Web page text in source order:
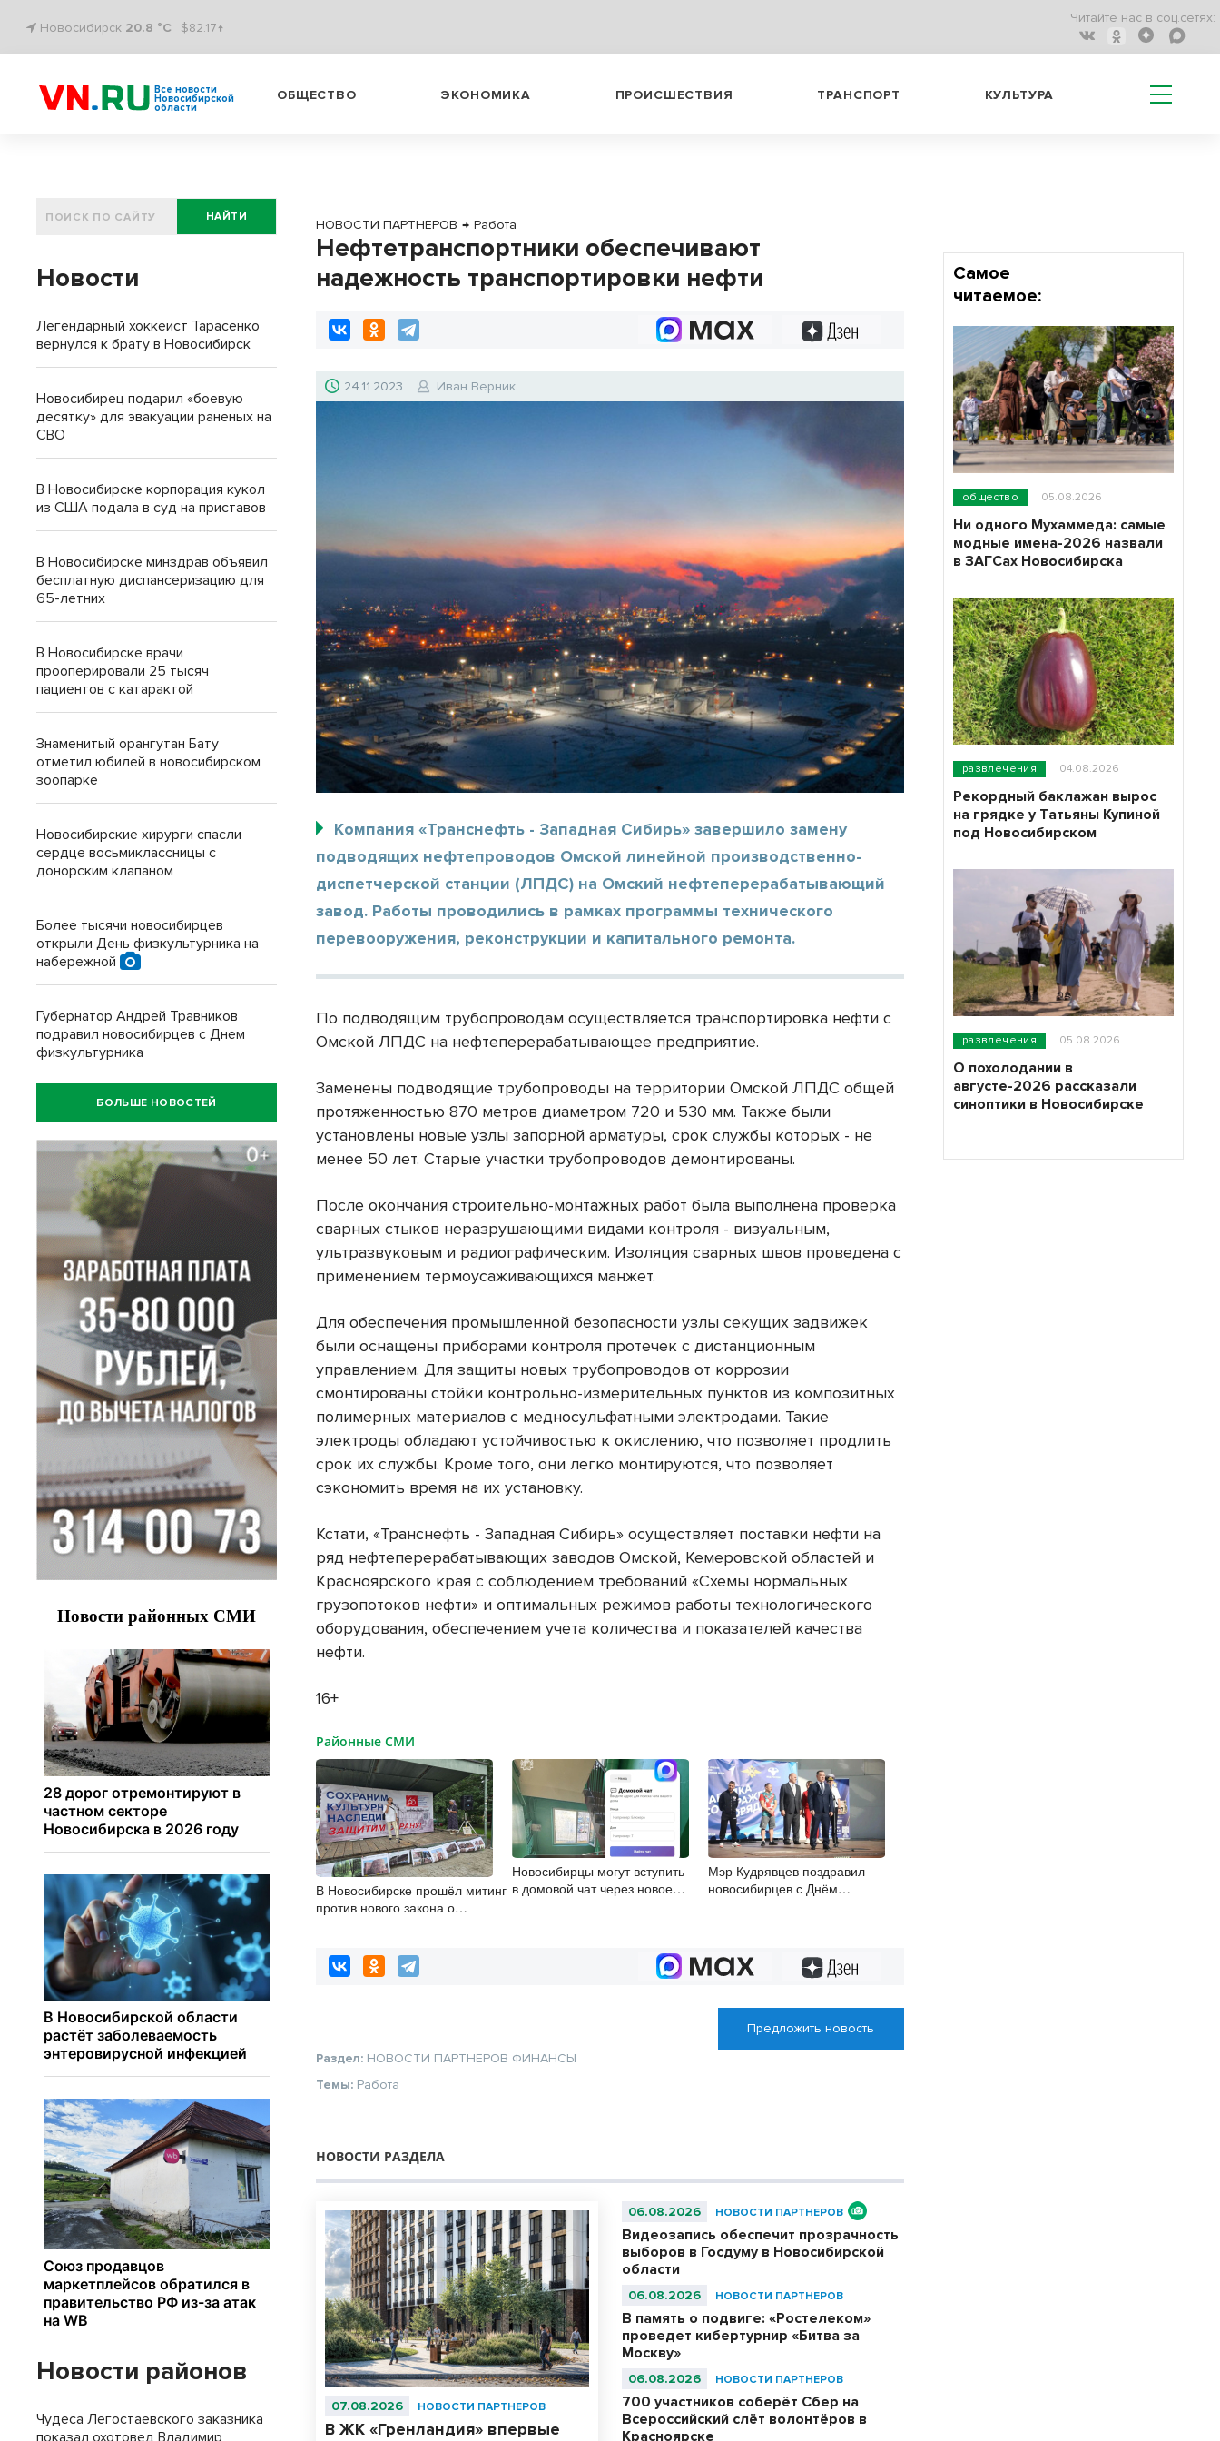
Новосибирск 20.8 °C $82.17↑
Читайте нас в соц.сетях:
Все новости
Новосибирской
области
ОБЩЕСТВО ЭКОНОМИКА ПРОИСШЕСТВИЯ ТРАНСПОРТ КУЛЬТУРА
НОВОСТИ ПАРТНЕРОВ → Работа
Нефтетранспортники обеспечивают
надежность транспортировки нефти
24.11.2023 Иван Верник
Компания «Транснефть - Западная Сибирь» завершило замену
подводящих нефтепроводов Омской линейной производственно-
диспетчерской станции (ЛПДС) на Омский нефтеперерабатывающий
завод. Работы проводились в рамках программы технического
перевооружения, реконструкции и капитального ремонта.
По подводящим трубопроводам осуществляется транспортировка нефти с
Омской ЛПДС на нефтеперерабатывающее предприятие.
Заменены подводящие трубопроводы на территории Омской ЛПДС общей
протяженностью 870 метров диаметром 720 и 530 мм. Также были
установлены новые узлы запорной арматуры, срок службы которых - не
менее 50 лет. Старые участки трубопроводов демонтированы.
После окончания строительно-монтажных работ была выполнена проверка
сварных стыков неразрушающими видами контроля - визуальным,
ультразвуковым и радиографическим. Изоляция сварных швов проведена с
применением термоусаживающихся манжет.
Для обеспечения промышленной безопасности узлы секущих задвижек
были оснащены приборами контроля протечек с дистанционным
управлением. Для защиты новых трубопроводов от коррозии
смонтированы стойки контрольно-измерительных пунктов из композитных
полимерных материалов с медносульфатными электродами. Такие
электроды обладают устойчивостью к окислению, что позволяет продлить
срок их службы. Кроме того, они легко монтируются, что позволяет
сэкономить время на их установку.
Кстати, «Транснефть - Западная Сибирь» осуществляет поставки нефти на
ряд нефтеперерабатывающих заводов Омской, Кемеровской областей и
Красноярского края с соблюдением требований «Схемы нормальных
грузопотоков нефти» и оптимальных режимов работы технологического
оборудования, обеспечением учета количества и показателей качества
нефти.
16+
Районные СМИ
В Новосибирске прошёл митинг
против нового закона о
Новосибирцы могут вступить
в домовой чат через новое
Мэр Кудрявцев поздравил
новосибирцев с Днём
Предложить новость
Раздел: НОВОСТИ ПАРТНЕРОВ ФИНАНСЫ
Темы: Работа
НОВОСТИ РАЗДЕЛА
07.08.2026 НОВОСТИ ПАРТНЕРОВ
В ЖК «Гренландия» впервые
06.08.2026 НОВОСТИ ПАРТНЕРОВ
Видеозапись обеспечит прозрачность
выборов в Госдуму в Новосибирской
области
06.08.2026 НОВОСТИ ПАРТНЕРОВ
В память о подвиге: «Ростелеком»
проведет кибертурнир «Битва за
Москву»
06.08.2026 НОВОСТИ ПАРТНЕРОВ
700 участников соберёт Сбер на
Всероссийский слёт волонтёров в
Красноярске
НАЙТИ
Новости
Легендарный хоккеист Тарасенко
вернулся к брату в Новосибирск
Новосибирец подарил «боевую
десятку» для эвакуации раненых на
СВО
В Новосибирске корпорация кукол
из США подала в суд на приставов
В Новосибирске минздрав объявил
бесплатную диспансеризацию для
65-летних
В Новосибирске врачи
прооперировали 25 тысяч
пациентов с катарактой
Знаменитый орангутан Бату
отметил юбилей в новосибирском
зоопарке
Новосибирские хирурги спасли
сердце восьмиклассницы с
донорским клапаном
Более тысячи новосибирцев
открыли День физкультурника на
набережной
Губернатор Андрей Травников
подравил новосибирцев с Днем
физкультурника
БОЛЬШЕ НОВОСТЕЙ
Новости районов
Чудеса Легостаевского заказника
показал охотовед Владимир
Самое
читаемое:
общество 05.08.2026
Ни одного Мухаммеда: самые
модные имена-2026 назвали
в ЗАГСах Новосибирска
развлечения 04.08.2026
Рекордный баклажан вырос
на грядке у Татьяны Купиной
под Новосибирском
развлечения 05.08.2026
О похолодании в
августе-2026 рассказали
синоптики в Новосибирске